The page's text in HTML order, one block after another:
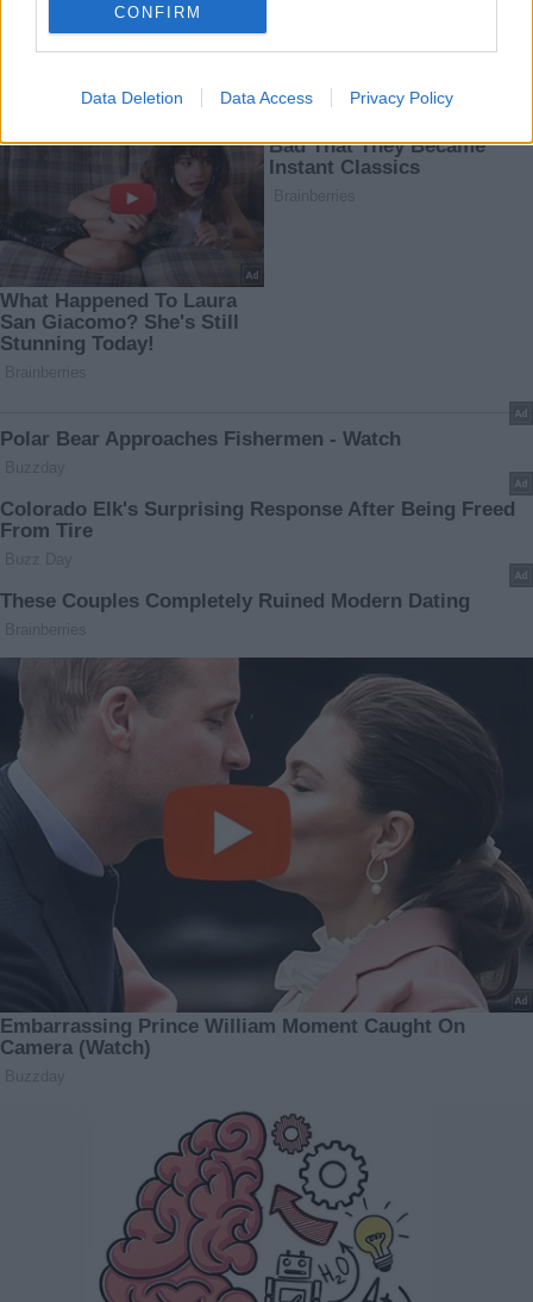
CONFIRM
Data Deletion Data Access Privacy Policy